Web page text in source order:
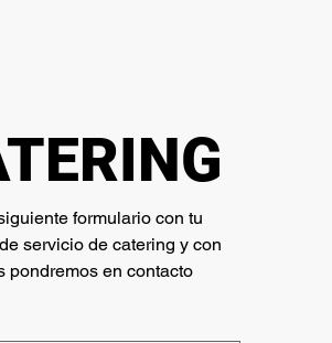
formulario con tu
servicio de catering y con
pondremos en contacto